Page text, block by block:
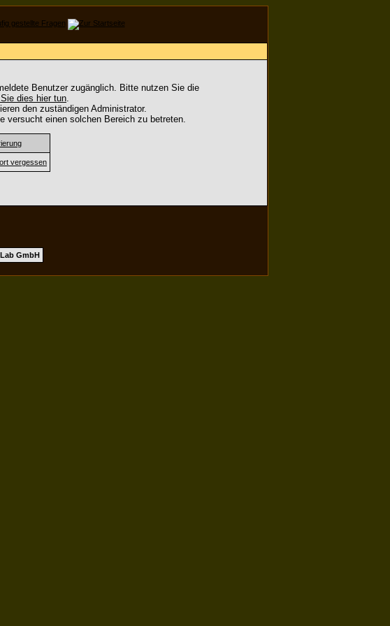
Benutzer zugänglich. Bitte nutzen Sie die
dies hier tun.
den zuständigen Administrator.
versucht einen solchen Bereich zu betreten.
vergessen
GmbH